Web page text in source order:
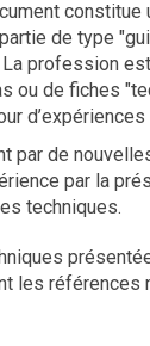
constitue
de type
La profession
ou de fiches
par de
par la
techniques.
les